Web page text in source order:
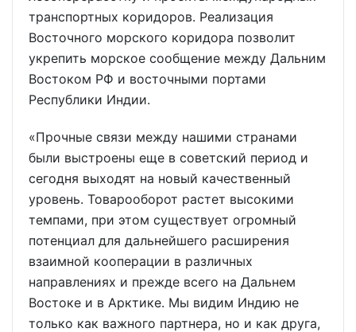
транспортных коридоров. Реализация
Восточного морского коридора позволит
укрепить морское сообщение между Дальним
Востоком РФ и восточными портами
Республики Индии.
«Прочные связи между нашими странами
были выстроены еще в советский период и
сегодня выходят на новый качественный
уровень. Товарооборот растет высокими
темпами, при этом существует огромный
потенциал для дальнейшего расширения
взаимной кооперации в различных
направлениях и прежде всего на Дальнем
Востоке и в Арктике. Мы видим Индию не
только как важного партнера, но и как друга,